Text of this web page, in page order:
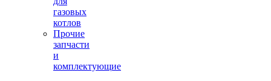
газовых
котлов
Прочие
запчасти
и
комплектующие